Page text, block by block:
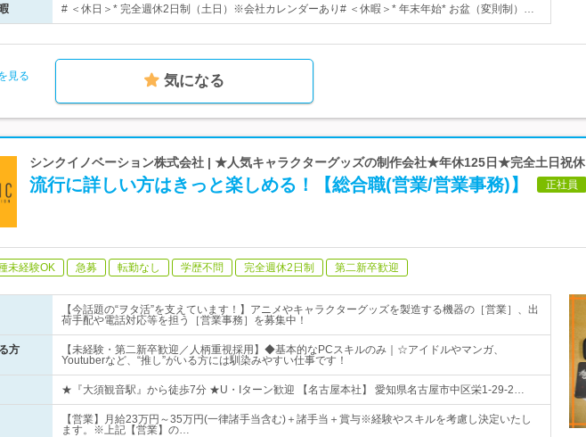
# ＜休日＞* 完全週休2日制（土日）※会社カレンダーあり# ＜休暇＞* 年末年始* お盆（変則制）…
見る 気になる
シンクイノベーション株式会社 | ★人気キャラクターグッズの制作会社★年休125日★完全土日祝休
流行に詳しい方はきっと楽しめる！【総合職(営業/営業事務)】 正社員
未経験OK 急募 転勤なし 学歴不問 完全週休2日制 第二新卒歓迎
【今話題の“ヲタ活”を支えています！】アニメやキャラクターグッズを製造する機器の［営業］、出
荷手配や電話対応等を担う［営業事務］を募集中！
方
【未経験・第二新卒歓迎／人柄重視採用】◆基本的なPCスキルのみ｜☆アイドルやマンガ、
Youtuberなど、“推し”がいる方には馴染みやすい仕事です！
★『大須観音駅』から徒歩7分 ★U・Iターン歓迎 【名古屋本社】 愛知県名古屋市中区栄1-29-2…
【営業】月給23万円～35万円(一律諸手当含む)＋諸手当＋賞与※経験やスキルを考慮し決定いたし
ます。※上記【営業】の…